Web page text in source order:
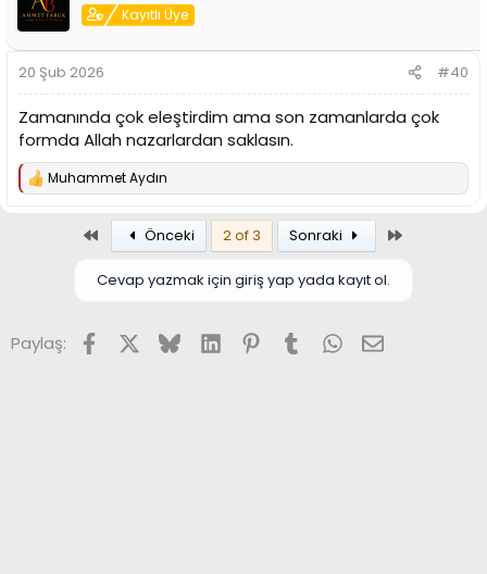
Kayıtlı Üye
20 Şub 2026 #40
Zamanında çok eleştirdim ama son zamanlarda çok
formda Allah nazarlardan saklasın.
T
Muhammet Aydın
Birinci Önceki 2 of 3 Sonraki
Cevap yazmak için giriş yap yada kayıt ol.
Paylaş: FacebookX (Twitter)
BlueskyLinkedInPinterest
TumblrWhatsApp
E-posta